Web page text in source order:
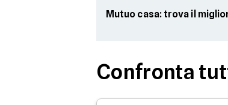
Mutuo casa: trova il
Confronta